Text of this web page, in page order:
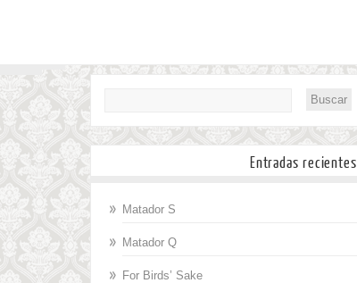
Entradas recientes
Matador S
Matador Q
For Birds’ Sake